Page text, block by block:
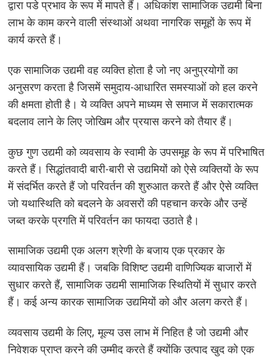
द्वारा पडे प्रभाव के रूप में मापते हैं। अधिकांश सामाजिक उद्यमी बिना
लाभ के काम करने वाली संस्थाओं अथवा नागरिक समूहों के रूप में
कार्य करते हैं।
एक सामाजिक उद्यमी वह व्यक्ति होता है जो नए अनुप्रयोगों का
अनुसरण करता है जिसमें समुदाय-आधारित समस्याओं को हल करने
की क्षमता होती है। ये व्यक्ति अपने माध्यम से समाज में सकारात्मक
बदलाव लाने के लिए जोखिम और प्रयास करने को तैयार हैं।
कुछ गुण उद्यमी को व्यवसाय के स्वामी के उपसमूह के रूप में परिभाषित
करते हैं। सिद्धांतवादी बारी-बारी से उद्यमियों को ऐसे व्यक्तियों के रूप
में संदर्भित करते हैं जो परिवर्तन की शुरुआत करते हैं और ऐसे व्यक्ति
जो यथास्थिति को बदलने के अवसरों की पहचान करके और उन्हें
जब्त करके प्रगति में परिवर्तन का फायदा उठाते है।
सामाजिक उद्यमी एक अलग श्रेणी के बजाय एक प्रकार के
व्यावसायिक उद्यमी हैं। जबकि विशिष्ट उद्यमी वाणिज्यिक बाजारों में
सुधार करते हैं, सामाजिक उद्यमी सामाजिक स्थितियों में सुधार करते
हैं। कई अन्य कारक सामाजिक उद्यमियों को और अलग करते हैं।
व्यवसाय उद्यमी के लिए, मूल्य उस लाभ में निहित है जो उद्यमी और
निवेशक प्राप्त करने की उम्मीद करते हैं क्योंकि उत्पाद खुद को एक